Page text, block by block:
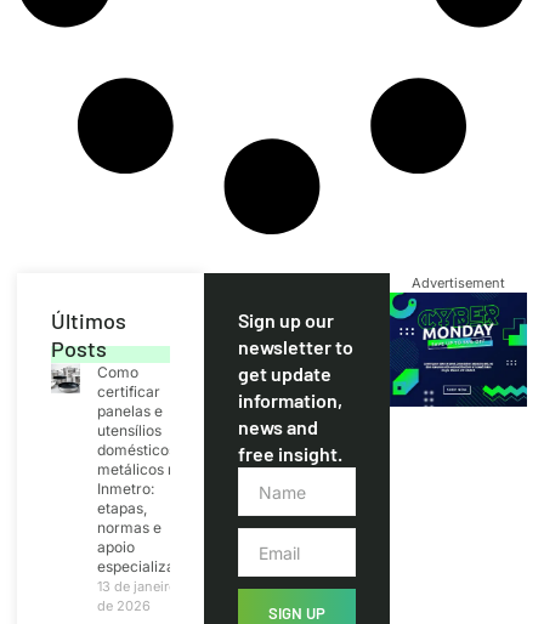
Últimos
Posts
Como
certificar
panelas e
utensílios
domésticos
metálicos no
Inmetro:
etapas,
normas e
apoio
especializado
13 de janeiro
de 2026
Sign up our
newsletter to
get update
information,
news and
free insight.
SIGN UP
Advertisement